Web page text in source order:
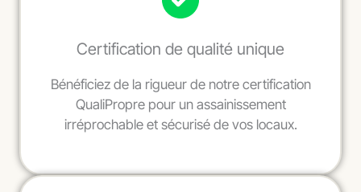
Certification de qualité unique
Bénéficiez de la rigueur de notre certification
QualiPropre pour un assainissement
irréprochable et sécurisé de vos locaux.